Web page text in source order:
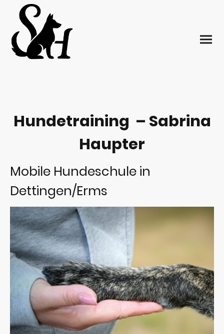
Hundetraining – Sabrina
Haupter
Mobile Hundeschule in
Dettingen/Erms